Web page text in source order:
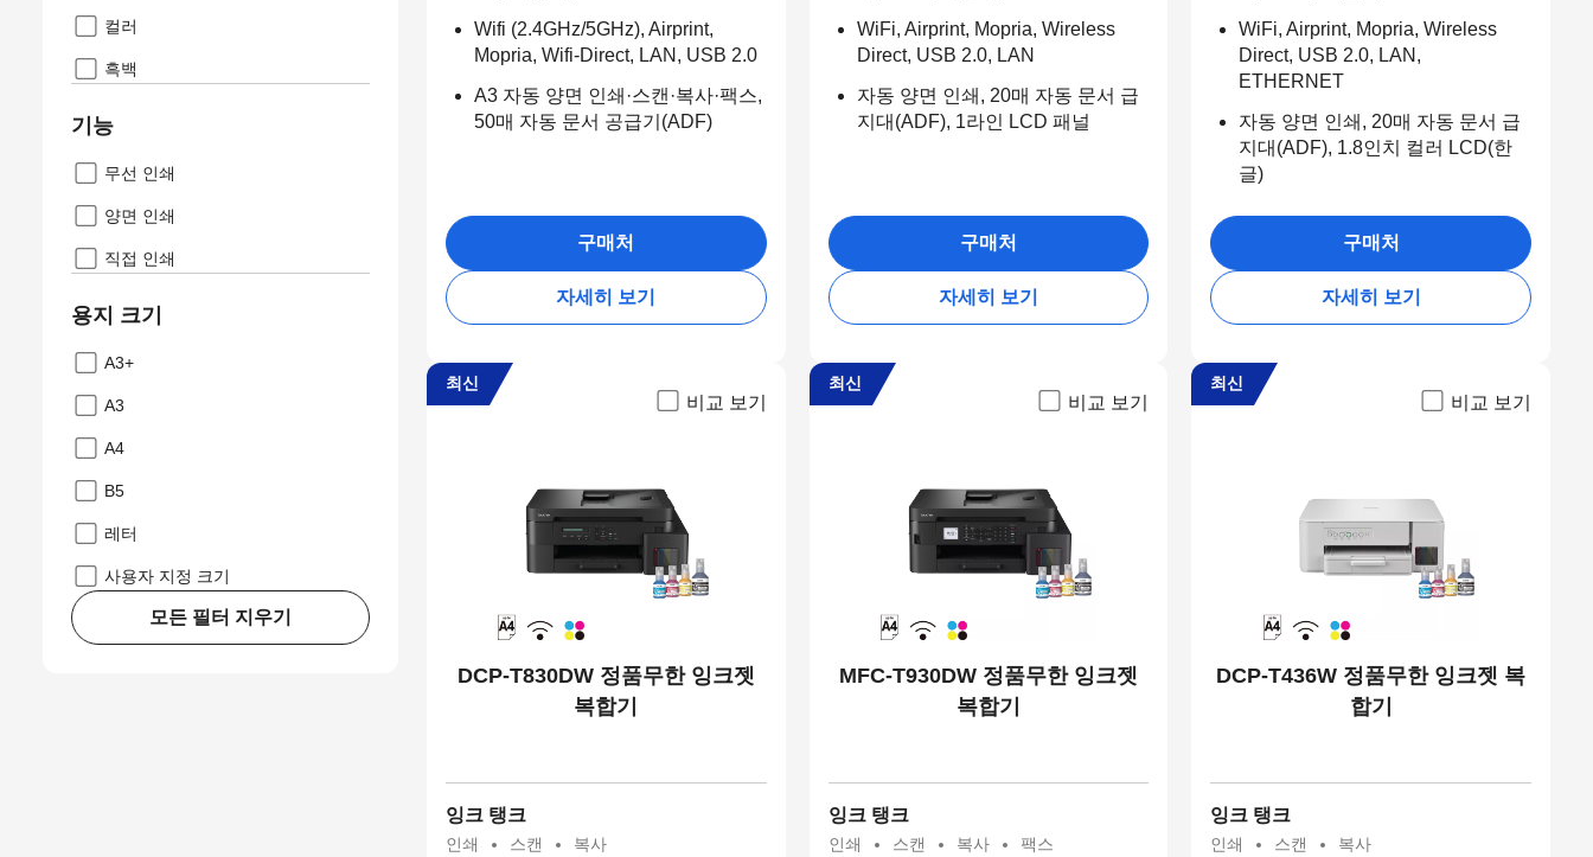
컬러
흑백
기능
무선 인쇄
양면 인쇄
직접 인쇄
용지 크기
A3+
A3
A4
B5
레터
사용자 지정 크기
모든 필터 지우기
Wifi (2.4GHz/5GHz), Airprint,
Mopria, Wifi-Direct, LAN, USB 2.0
A3 자동 양면 인쇄·스캔·복사·팩스,
50매 자동 문서 공급기(ADF)
구매처
자세히 보기
WiFi, Airprint, Mopria, Wireless
Direct, USB 2.0, LAN
자동 양면 인쇄, 20매 자동 문서 급
지대(ADF), 1라인 LCD 패널
구매처
자세히 보기
WiFi, Airprint, Mopria, Wireless
Direct, USB 2.0, LAN,
ETHERNET
자동 양면 인쇄, 20매 자동 문서 급
지대(ADF), 1.8인치 컬러 LCD(한
글)
구매처
자세히 보기
최신
비교 보기
DCP-T830DW 정품무한 잉크젯
복합기
잉크 탱크
인쇄 스캔 복사
최신
비교 보기
MFC-T930DW 정품무한 잉크젯
복합기
잉크 탱크
인쇄 스캔 복사 팩스
최신
비교 보기
DCP-T436W 정품무한 잉크젯 복
합기
잉크 탱크
인쇄 스캔 복사